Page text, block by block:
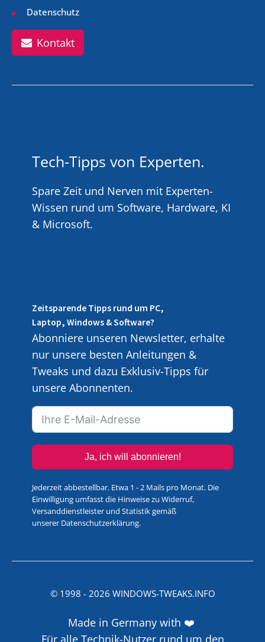
Datenschutz
Kontakt
Tech-Tipps von Experten.
Spare Zeit und Nerven mit Experten-
Wissen rund um Software, Hardware, KI
& Microsoft.
Zeitsparende Tipps rund um PC,
Laptop, Windows & Software?
Abonniere unseren Newsletter, erhalte
nur unsere besten Anleitungen &
Tweaks und dazu Exklusiv-Tipps für
unsere Abonnenten.
Ja, ich will abonnieren!
Jederzeit abbestellbar. Etwa 1 - 2 Mails pro Monat. Die
Einwilligung umfasst die Hinweise zu Widerruf,
Versanddienstleister und Statistik gemäß
unserer Datenschutzerklärung.
© 1998 - 2026 WINDOWS-TWEAKS.INFO
Made in Germany with ❤️